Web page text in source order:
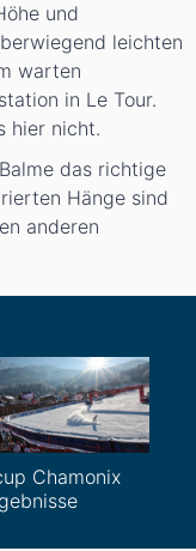
und
leichten
warten
in Le Tour.
hier nicht.
das richtige
Hänge sind
anderen
Chamonix